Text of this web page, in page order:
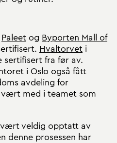
Paleet og Byporten Mall of
Hvaltorvet i
sertifisert fra før av.
i Oslo også fått
avdeling for
med i teamet som
vært veldig opptatt av
denne prosessen har